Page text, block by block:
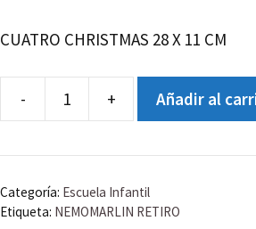
CUATRO CHRISTMAS 28 X 11 CM
-
CHRISTMAS
cantidad
+ Añadir al
Categoría: Escuela Infantil
Etiqueta: NEMOMARLIN RETIRO